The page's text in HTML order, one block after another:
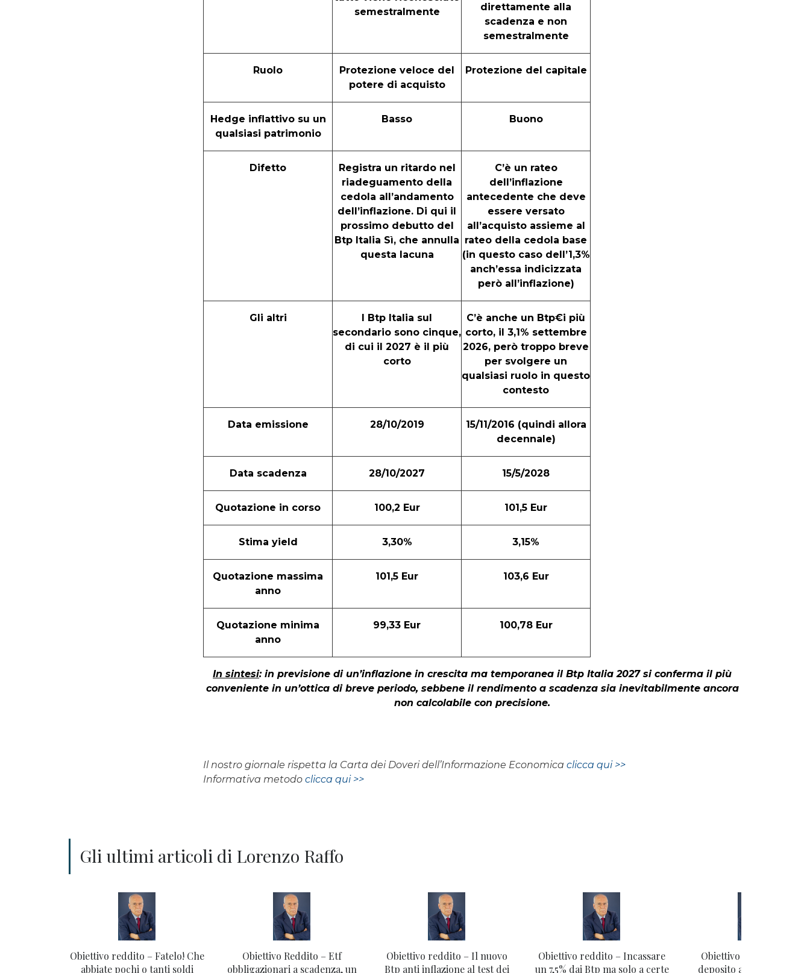
semestralmente
direttamente alla
scadenza e non
semestralmente
Ruolo
Protezione veloce del
potere di acquisto
Protezione del capitale
Hedge inflattivo su un
qualsiasi patrimonio
Basso Buono
Difetto
Registra un ritardo nel
riadeguamento della
cedola all’andamento
dell’inflazione. Di qui il
prossimo debutto del
Btp Italia Sì, che annulla
questa lacuna
C’è un rateo
dell’inflazione
antecedente che deve
essere versato
all’acquisto assieme al
rateo della cedola base
(in questo caso dell’1,3%
anch’essa indicizzata
però all’inflazione)
Gli altri
I Btp Italia sul
secondario sono cinque,
di cui il 2027 è il più
corto
C’è anche un Btp€i più
corto, il 3,1% settembre
2026, però troppo breve
per svolgere un
qualsiasi ruolo in questo
contesto
Data emissione 28/10/2019
15/11/2016 (quindi allora
decennale)
Data scadenza 28/10/2027 15/5/2028
Quotazione in corso 100,2 Eur 101,5 Eur
Stima yield 3,30% 3,15%
Quotazione massima
anno
101,5 Eur 103,6 Eur
Quotazione minima
anno
99,33 Eur 100,78 Eur
In sintesi: in previsione di un’inflazione in crescita ma temporanea il Btp Italia 2027 si conferma il più
conveniente in un’ottica di breve periodo, sebbene il rendimento a scadenza sia inevitabilmente ancora
non calcolabile con precisione.
Il nostro giornale rispetta la Carta dei Doveri dell’Informazione Economicaclicca qui >>
Informativa metodoclicca qui >>
Gli ultimi articoli di Lorenzo Raffo
Obiettivo reddito – Fatelo! Che
abbiate pochi o tanti soldi
Obiettivo Reddito – Etf
obbligazionari a scadenza, un
Obiettivo reddito – Il nuovo
Btp anti inflazione al test dei
Obiettivo reddito – Incassare
un 7,5% dai Btp ma solo a certe
Obiettivo reddito –
deposito al 4%, bond al